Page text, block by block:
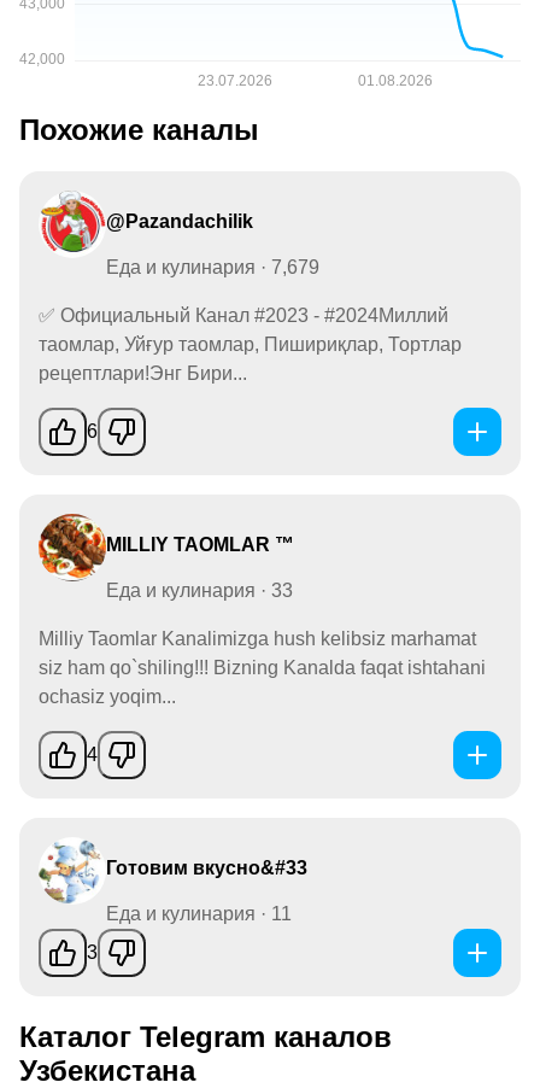
Похожие каналы
@Pazandachilik
Еда и кулинария · 7,679
✅ Официальный Канал #2023 - #2024Миллий
таомлар, Уйғур таомлар, Пишириқлар, Тортлар
рецептлари!Энг Бири...
6
MILLIY TAOMLAR ™
Еда и кулинария · 33
Milliy Taomlar Kanalimizga hush kelibsiz marhamat
siz ham qo`shiling!!! Bizning Kanalda faqat ishtahani
ochasiz yoqim...
4
Готовим вкусно&#33
Еда и кулинария · 11
3
Каталог Telegram каналов
Узбекистана